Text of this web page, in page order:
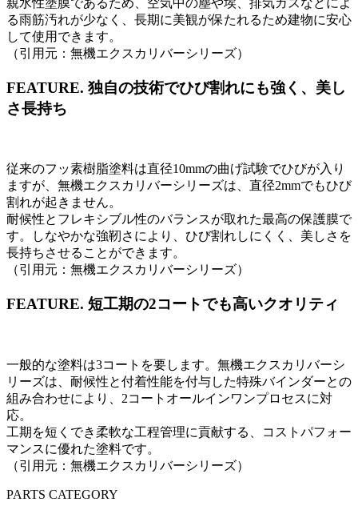
親水性塗膜であるため、空気中の塵や埃、排気ガスなどによ
る雨筋汚れが少なく、長期に美観が保たれるため建物に安心
して使用できます。
（引用元：無機エクスカリバーシリーズ）
FEATURE. 独自の技術でひび割れにも強く、美し
さ長持ち
従来のフッ素樹脂塗料は直径10mmの曲げ試験でひびが入り
ますが、無機エクスカリバーシリーズは、直径2mmでもひび
割れが起きません。
耐候性とフレキシブル性のバランスが取れた最高の保護膜で
す。しなやかな強靭さにより、ひび割れしにくく、美しさを
長持ちさせることができます。
（引用元：無機エクスカリバーシリーズ）
FEATURE. 短工期の2コートでも高いクオリティ
一般的な塗料は3コートを要します。無機エクスカリバーシ
リーズは、耐候性と付着性能を付与した特殊バインダーとの
組み合わせにより、2コートオールインワンプロセスに対
応。
工期を短くでき柔軟な工程管理に貢献する、コストパフォー
マンスに優れた塗料です。
（引用元：無機エクスカリバーシリーズ）
PARTS CATEGORY